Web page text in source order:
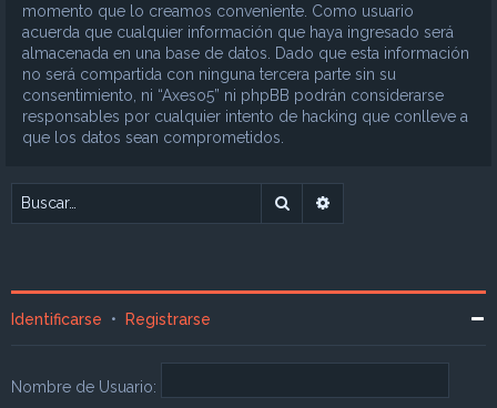
momento que lo creamos conveniente. Como usuario
acuerda que cualquier información que haya ingresado será
almacenada en una base de datos. Dado que esta información
no será compartida con ninguna tercera parte sin su
consentimiento, ni “Axeso5” ni phpBB podrán considerarse
responsables por cualquier intento de hacking que conlleve a
que los datos sean comprometidos.
Buscar
Identificarse • Registrarse
Nombre de Usuario: